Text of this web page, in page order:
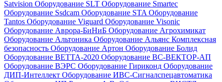
Satvision Оборудование SLT Оборудование Smartec
Оборудование Ssdcam Оборудование STA Оборудование
Tantos Оборудование Viguard Оборудование Visonic
Оборудование Аврора-БиНиБ Оборудование Агрохимикат
Оборудование Альтоника Оборудование Альянс Комплексная
безопасность Оборудование Артон Оборудование Болид
Оборудование ВЕТТА-2020 Оборудование ВС-ВЕКТОР-АП
Оборудование ВЭРС Оборудование Гириконд Оборудование
ДИП-Интеллект Оборудование ИВС-Сигналспецавтоматика